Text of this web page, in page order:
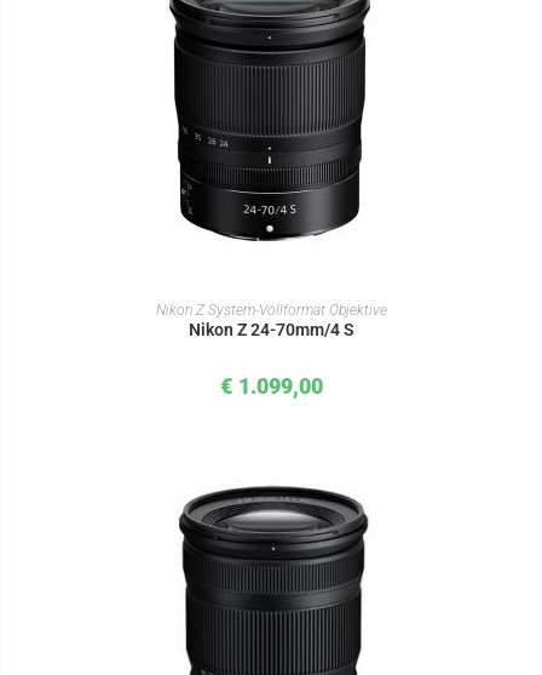
IN DEN WARENKORB
Nikon Z System-Vollformat Objektive
Nikon Z 24-70mm/4 S
€ 1.099,00